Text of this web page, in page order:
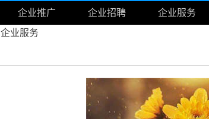
企业推广 企业招聘 企业服务
企业服务